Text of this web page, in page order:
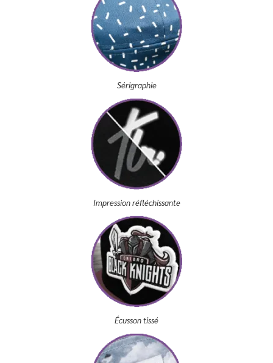
Sérigraphie
Impression réfléchissante
Écusson tissé